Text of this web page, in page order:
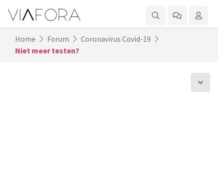
Home Forum
Coronavirus Covid-19
Niet meer testen?